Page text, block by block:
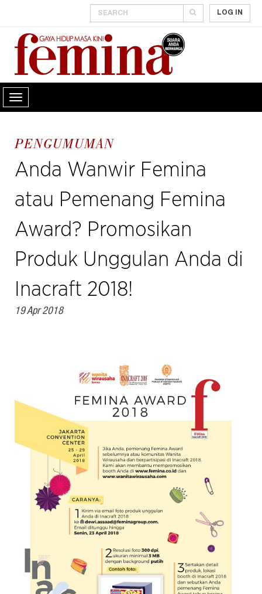
LOG IN
PENGUMUMAN
Anda Wanwir Femina
atau Pemenang Femina
Award? Promosikan
Produk Unggulan Anda di
Inacraft 2018!
19 Apr 2018